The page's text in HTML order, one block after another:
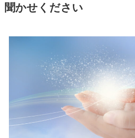
聞かせください